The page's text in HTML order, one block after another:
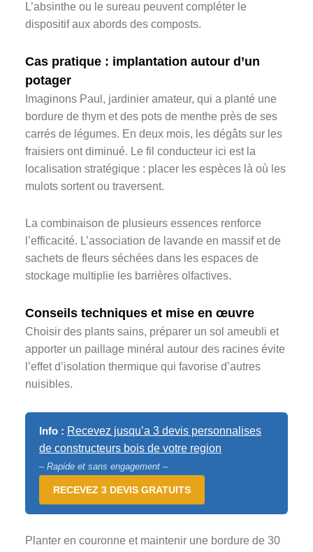
L’absinthe ou le sureau peuvent compléter le
dispositif aux abords des composts.
Cas pratique : implantation autour d’un
potager
Imaginons Paul, jardinier amateur, qui a planté une
bordure de thym et des pots de menthe près de ses
carrés de légumes. En deux mois, les dégâts sur les
fraisiers ont diminué. Le fil conducteur ici est la
localisation stratégique : placer les espèces là où les
mulots sortent ou traversent.
La combinaison de plusieurs essences renforce
l’efficacité. L’association de lavande en massif et de
sachets de fleurs séchées dans les espaces de
stockage multiplie les barrières olfactives.
Conseils techniques et mise en œuvre
Choisir des plants sains, préparer un sol ameubli et
apporter un paillage minéral autour des racines évite
l’effet d’isolation thermique qui favorise d’autres
nuisibles.
Info : Recevez jusqu’a 3 devis personnalises
de constructeurs bois de votre region
– Rapide et sans engagement –
RECEVEZ 3 DEVIS GRATUITS
Planter en couronne et maintenir une bordure de 30